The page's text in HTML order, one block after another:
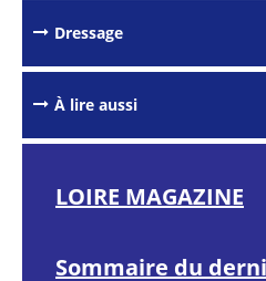
Dressage
À lire aussi
LOIRE MAGAZINE
Sommaire du
outils de
d'impression